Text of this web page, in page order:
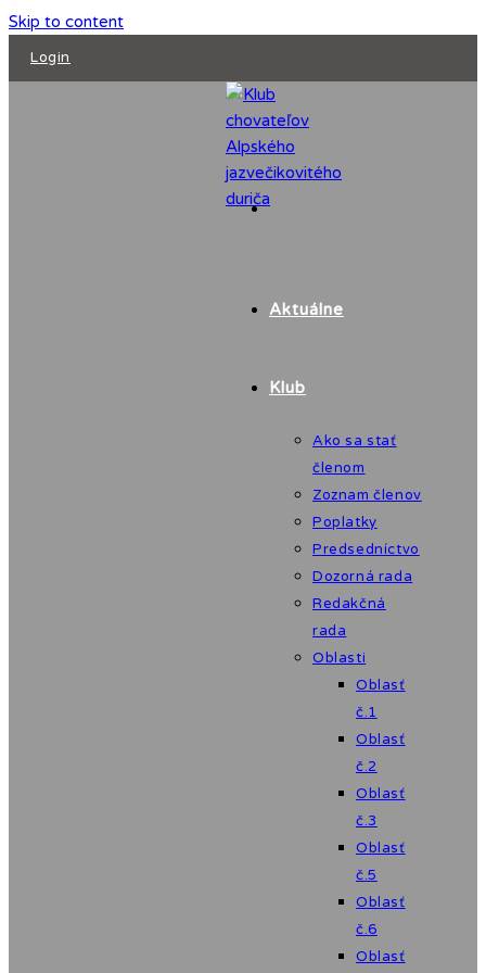
Skip to content
Login
Aktuálne
Klub
Ako sa stať
členom
Zoznam členov
Poplatky
Predsedníctvo
Dozorná rada
Redakčná
rada
Oblasti
Oblasť
č.1
Oblasť
č.2
Oblasť
č.3
Oblasť
č.5
Oblasť
č.6
Oblasť